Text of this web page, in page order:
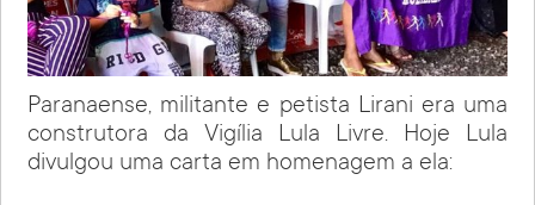
Paranaense, militante e petista Lirani era uma
construtora da Vigília Lula Livre. Hoje Lula
divulgou uma carta em homenagem a ela: